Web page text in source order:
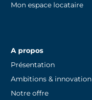
Mon espace locataire
A propos
Présentation
Ambitions & innovation
Notre offre